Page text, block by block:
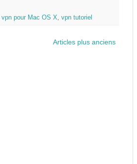
vpn pour Mac OS X vpn tutoriel
Articles plus anciens